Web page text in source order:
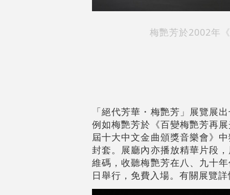
梅艷芳於2002年
「絕代芳華・梅艷芳」展覽展
例如梅艷芳於《百變梅艷芳再
屆十大中文金曲頒獎音樂會》
封套。展廳內亦播放精華片段
維碼，收聽梅艷芳在八、九十
日舉行，免費入場。有關展覽